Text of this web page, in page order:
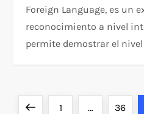
Foreign Language, es un
reconocimiento a nivel
permite demostrar el
PáginaPágina
1 … Página
36